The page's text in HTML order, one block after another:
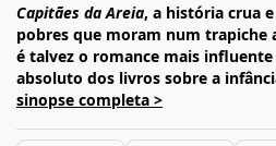
Capitães da Areia, a história crua
pobres que moram num trapiche
é talvez o romance mais influente
absoluto dos livros sobre a
sinopse completa >